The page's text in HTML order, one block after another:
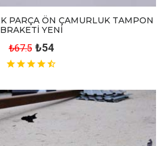
PARÇA ÖN ÇAMURLUK TAMPON
BRAKETİ YENİ
₺67.5 ₺54